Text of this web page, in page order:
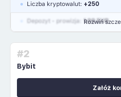
Rozwiń
Liczba kryptowalut: +250
Depozyt - prowizja: 1.99 EUR
Język polski: TAK
#2
Bybit
Załóż